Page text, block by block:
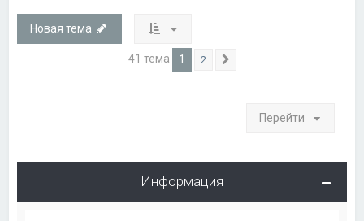
Новая тема
41 тема 1 2
Перейти
Информация